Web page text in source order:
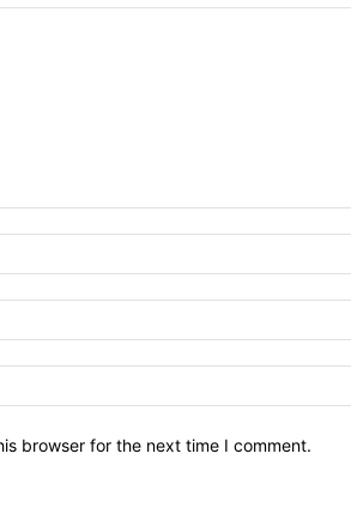
browser for the next time I comment.